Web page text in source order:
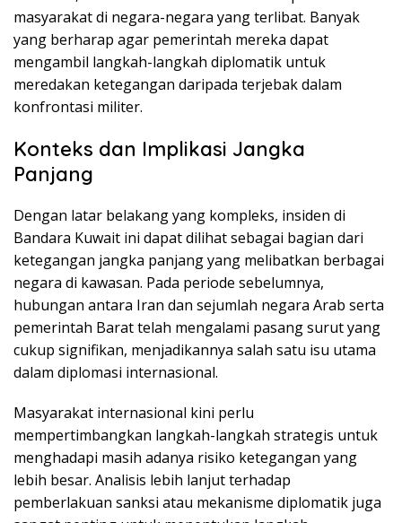
masyarakat di negara-negara yang terlibat. Banyak
yang berharap agar pemerintah mereka dapat
mengambil langkah-langkah diplomatik untuk
meredakan ketegangan daripada terjebak dalam
konfrontasi militer.
Konteks dan Implikasi Jangka
Panjang
Dengan latar belakang yang kompleks, insiden di
Bandara Kuwait ini dapat dilihat sebagai bagian dari
ketegangan jangka panjang yang melibatkan berbagai
negara di kawasan. Pada periode sebelumnya,
hubungan antara Iran dan sejumlah negara Arab serta
pemerintah Barat telah mengalami pasang surut yang
cukup signifikan, menjadikannya salah satu isu utama
dalam diplomasi internasional.
Masyarakat internasional kini perlu
mempertimbangkan langkah-langkah strategis untuk
menghadapi masih adanya risiko ketegangan yang
lebih besar. Analisis lebih lanjut terhadap
pemberlakuan sanksi atau mekanisme diplomatik juga